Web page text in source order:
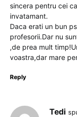
sincera pentru cei
invatamant.
Daca erati un bun
profesorii.Dar nu
,de prea mult
voastra,dar mare
Reply
Tedi